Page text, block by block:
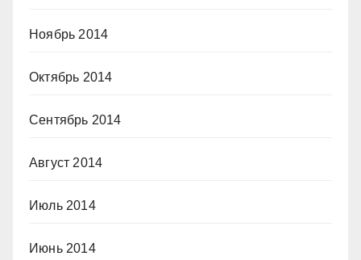
Ноябрь 2014
Октябрь 2014
Сентябрь 2014
Август 2014
Июль 2014
Июнь 2014